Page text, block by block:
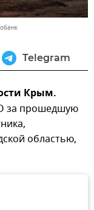
Telegram
Крым.
за прошедшую
областью,